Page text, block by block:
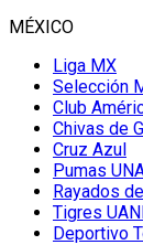
MÉXICO
Liga MX
Selección
Club
Chivas de
Cruz Azul
Pumas
Rayados
Tigres
Deportivo